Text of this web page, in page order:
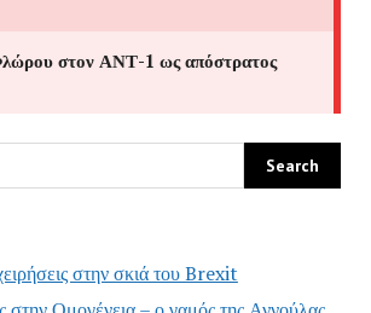
στην σκιά του Brexit